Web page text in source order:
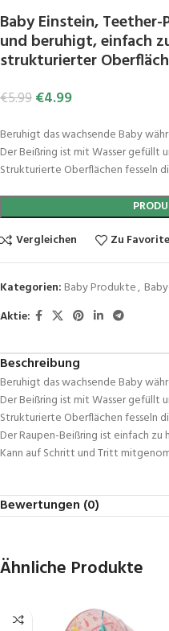
Baby Einstein,
und beruhigt, einfach
strukturierter
€5.99€4.99
Beruhigt das wachsende Baby
Der Beißring ist mit Wasser gefüllt
Strukturierte Oberflächen fesseln
Vergleichen
Zu
Kategorien: Baby Produkte,
Aktie:
Beschreibung
Beruhigt das wachsende Baby
Der Beißring ist mit Wasser gefüllt
Strukturierte Oberflächen fesseln
Der Raupen-Beißring ist einfach zu
Kann auf Schritt und Tritt
Bewertungen (0)
Ähnliche Produkte